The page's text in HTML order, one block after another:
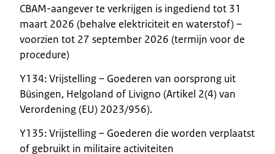
CBAM-aangever te verkrijgen is ingediend tot 31
maart 2026 (behalve elektriciteit en waterstof) –
voorzien tot 27 september 2026 (termijn voor de
procedure)
Y134: Vrijstelling – Goederen van oorsprong uit
Büsingen, Helgoland of Livigno (Artikel 2(4) van
Verordening (EU) 2023/956).
Y135: Vrijstelling – Goederen die worden verplaatst
of gebruikt in militaire activiteiten